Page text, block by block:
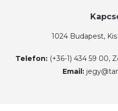
1024 Budapest,
Telefon: (+36-1) 434 59 00,
Email: